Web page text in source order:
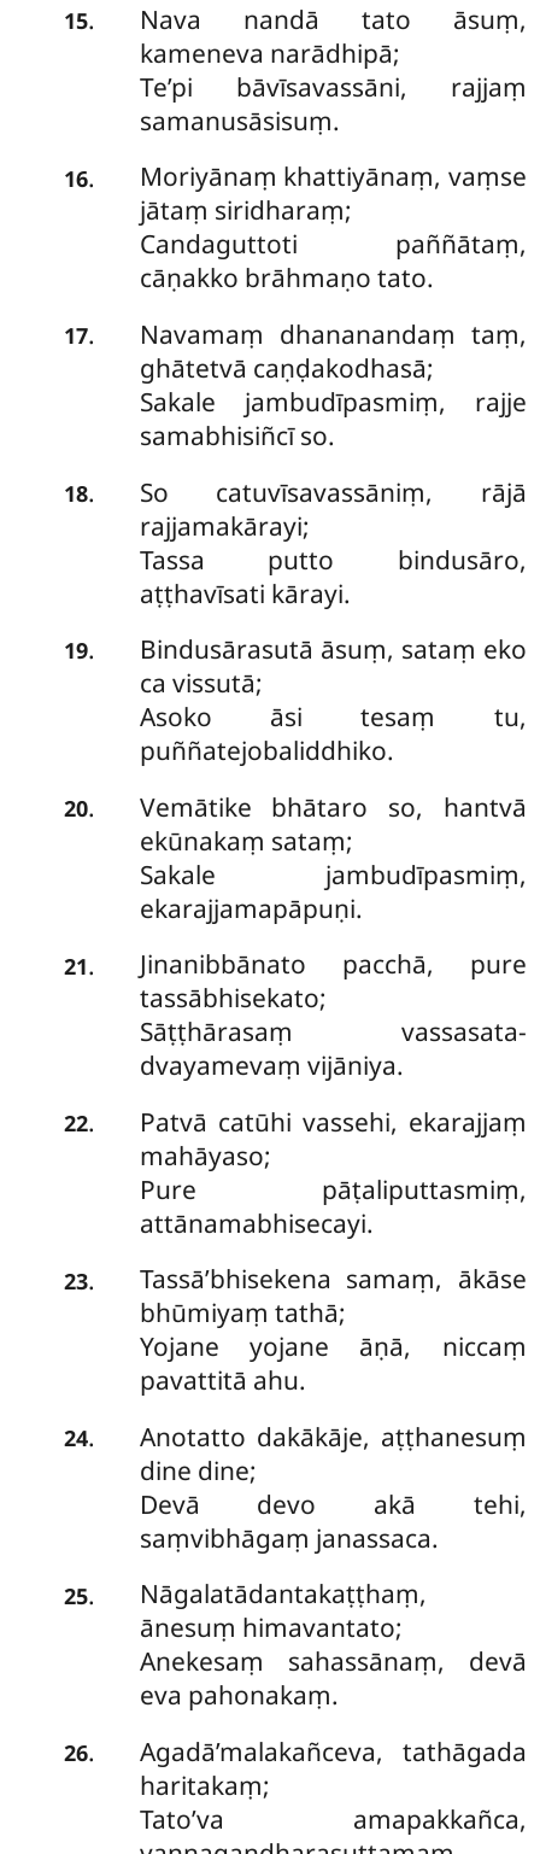
15.
Nava nandā tato āsuṃ,
kameneva narādhipā;
Te’pi bāvīsavassāni, rajjaṃ
samanusāsisuṃ.
16.
Moriyānaṃ khattiyānaṃ, vaṃse
jātaṃ siridharaṃ;
Candaguttoti paññātaṃ,
cāṇakko brāhmaṇo tato.
17.
Navamaṃ dhananandaṃ taṃ,
ghātetvā caṇḍakodhasā;
Sakale jambudīpasmiṃ, rajje
samabhisiñcī so.
18.
So catuvīsavassāniṃ, rājā
rajjamakārayi;
Tassa putto bindusāro,
aṭṭhavīsati kārayi.
19.
Bindusārasutā āsuṃ, sataṃ eko
ca vissutā;
Asoko āsi tesaṃ tu,
puññatejobaliddhiko.
20.
Vemātike bhātaro so, hantvā
ekūnakaṃ sataṃ;
Sakale jambudīpasmiṃ,
ekarajjamapāpuṇi.
21.
Jinanibbānato pacchā, pure
tassābhisekato;
Sāṭṭhārasaṃ vassasata-
dvayamevaṃ vijāniya.
22.
Patvā catūhi vassehi, ekarajjaṃ
mahāyaso;
Pure pāṭaliputtasmiṃ,
attānamabhisecayi.
23. Tassā’bhisekena samaṃ, ākāse
bhūmiyaṃ tathā;
Yojane yojane āṇā, niccaṃ
pavattitā ahu.
24.
Anotatto dakākāje, aṭṭhanesuṃ
dine dine;
Devā devo akā tehi,
saṃvibhāgaṃ janassaca.
25.
Nāgalatādantakaṭṭhaṃ,
ānesuṃ himavantato;
Anekesaṃ sahassānaṃ, devā
eva pahonakaṃ.
26.
Agadā’malakañceva, tathāgada
haritakaṃ;
Tato’va amapakkañca,